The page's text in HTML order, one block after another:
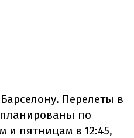
Барселону. Перелеты в
по
и пятницам в 12:45,